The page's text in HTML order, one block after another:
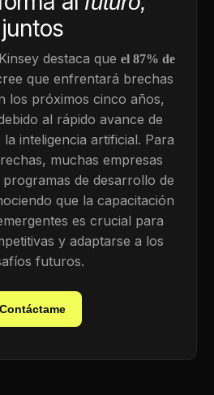
juntos
destaca que el 87% de
que enfrentará brechas
los próximos cinco años,
al rápido avance de
inteligencia artificial. Para
muchas empresas
de desarrollo de
que la capacitación
es crucial para
y adaptarse a los
futuros.
Contáctame